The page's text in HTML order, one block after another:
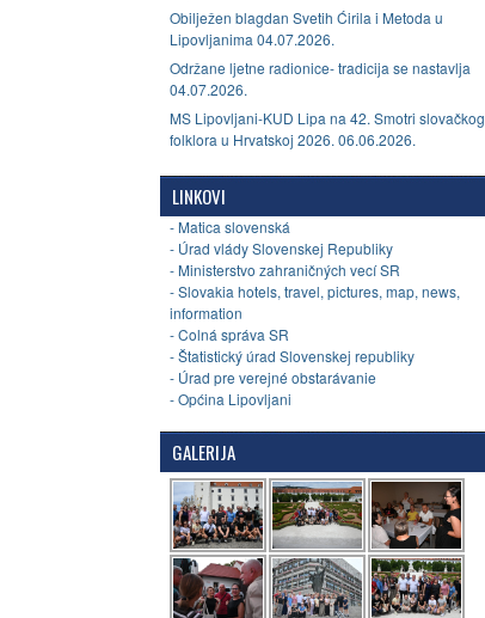
Obilježen blagdan Svetih Ćirila i Metoda u
Lipovljanima 04.07.2026.
Održane ljetne radionice- tradicija se nastavlja
04.07.2026.
MS Lipovljani-KUD Lipa na 42. Smotri slovačkog
folklora u Hrvatskoj 2026. 06.06.2026.
LINKOVI
- Matica slovenská
- Úrad vlády Slovenskej Republiky
- Ministerstvo zahraničných vecí SR
- Slovakia hotels, travel, pictures, map, news,
information
- Colná správa SR
- Štatistický úrad Slovenskej republiky
- Úrad pre verejné obstarávanie
- Općina Lipovljani
GALERIJA